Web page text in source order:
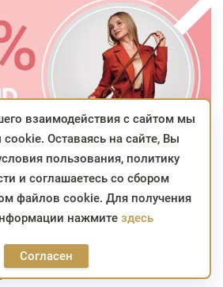
онлайнили всети фирменных
уценённые товары и
взаимодействия с сайтом мы
Оставаясь на сайте, Вы
пользования, политику
и соглашаетесь со сбором
файлов cookie. Для получения
нажмите здесь
Согласен